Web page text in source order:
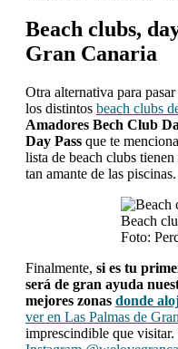
Beach clubs,
Gran Canaria
Otra alternativa para
los distintos beach clubs
Amadores Bech Club
Day Pass que te
lista de beach clubs
tan amante de las piscinas.
Beach
Foto:
Finalmente, si es tu
será de gran ayuda
mejores zonas donde
ver en Las Palmas de
imprescindible que visitar.